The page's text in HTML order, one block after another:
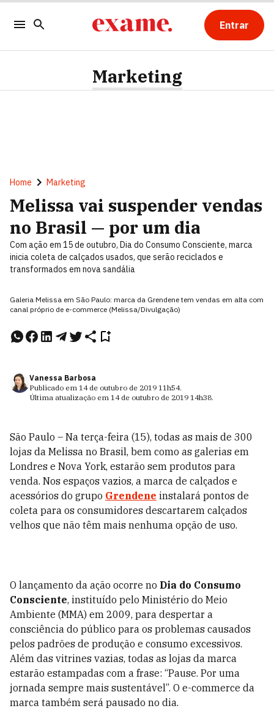
Entrar
Marketing
Home Marketing
Melissa vai suspender vendas
no Brasil — por um dia
Com ação em 15 de outubro, Dia do Consumo Consciente, marca
inicia coleta de calçados usados, que serão reciclados e
transformados em nova sandália
Galeria Melissa em São Paulo: marca da Grendene tem vendas em alta com
canal próprio de e-commerce (Melissa/Divulgação)
Vanessa Barbosa
Publicado em 14 de outubro de 2019 11h54.
Última atualização em 14 de outubro de 2019 14h38.
São Paulo – Na terça-feira (15), todas as mais de 300
lojas da Melissa no Brasil, bem como as galerias em
Londres e Nova York, estarão sem produtos para
venda. Nos espaços vazios, a marca de calçados e
acessórios do grupo Grendene instalará pontos de
coleta para os consumidores descartarem calçados
velhos que não têm mais nenhuma opção de uso.
O lançamento da ação ocorre no Dia do Consumo
Consciente, instituído pelo Ministério do Meio
Ambiente (MMA) em 2009, para despertar a
consciência do público para os problemas causados
pelos padrões de produção e consumo excessivos.
Além das vitrines vazias, todas as lojas da marca
estarão estampadas com a frase: “Pause. Por uma
jornada sempre mais sustentável”. O e-commerce da
marca também será pausado no dia.